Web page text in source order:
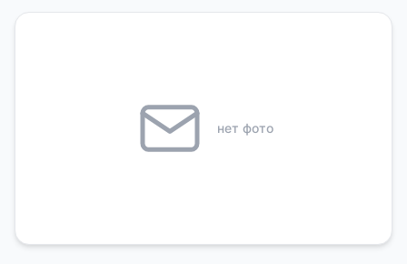
нет фото